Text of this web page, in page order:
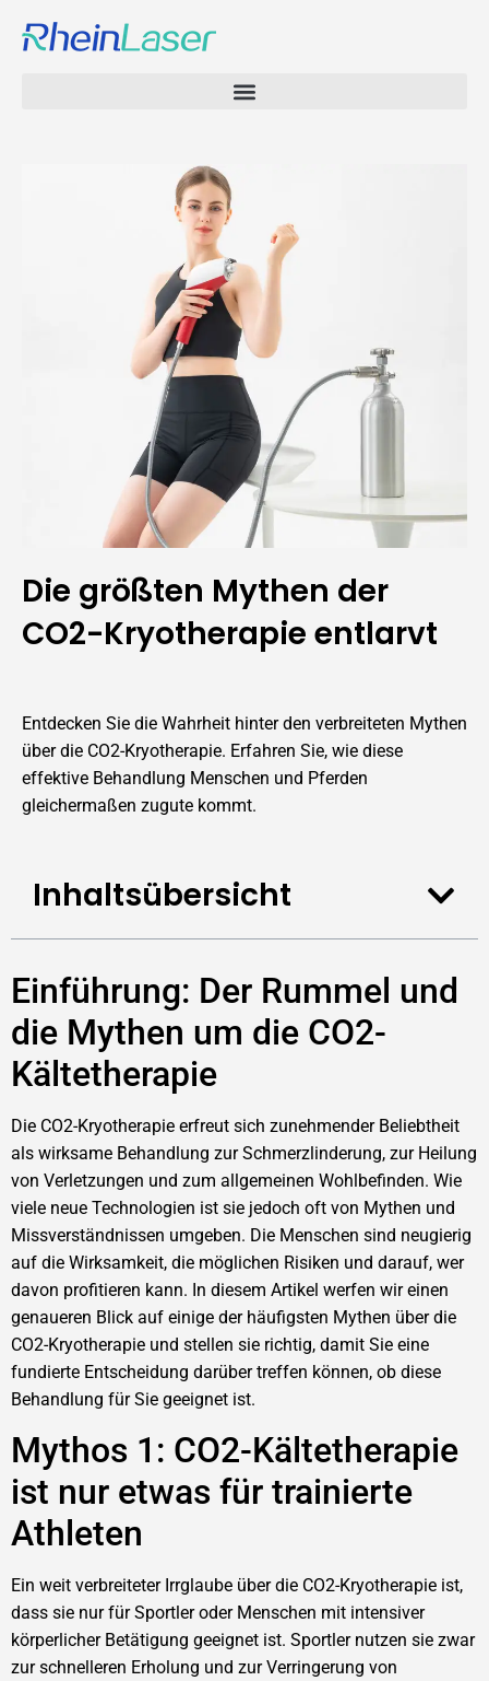
Die größten Mythen der
CO2-Kryotherapie entlarvt
Entdecken Sie die Wahrheit hinter den verbreiteten Mythen
über die CO2-Kryotherapie. Erfahren Sie, wie diese
effektive Behandlung Menschen und Pferden
gleichermaßen zugute kommt.
Inhaltsübersicht
Einführung: Der Rummel und
die Mythen um die CO2-
Kältetherapie
Die CO2-Kryotherapie erfreut sich zunehmender Beliebtheit
als wirksame Behandlung zur Schmerzlinderung, zur Heilung
von Verletzungen und zum allgemeinen Wohlbefinden. Wie
viele neue Technologien ist sie jedoch oft von Mythen und
Missverständnissen umgeben. Die Menschen sind neugierig
auf die Wirksamkeit, die möglichen Risiken und darauf, wer
davon profitieren kann. In diesem Artikel werfen wir einen
genaueren Blick auf einige der häufigsten Mythen über die
CO2-Kryotherapie und stellen sie richtig, damit Sie eine
fundierte Entscheidung darüber treffen können, ob diese
Behandlung für Sie geeignet ist.
Mythos 1: CO2-Kältetherapie
ist nur etwas für trainierte
Athleten
Ein weit verbreiteter Irrglaube über die CO2-Kryotherapie ist,
dass sie nur für Sportler oder Menschen mit intensiver
körperlicher Betätigung geeignet ist. Sportler nutzen sie zwar
zur schnelleren Erholung und zur Verringerung von